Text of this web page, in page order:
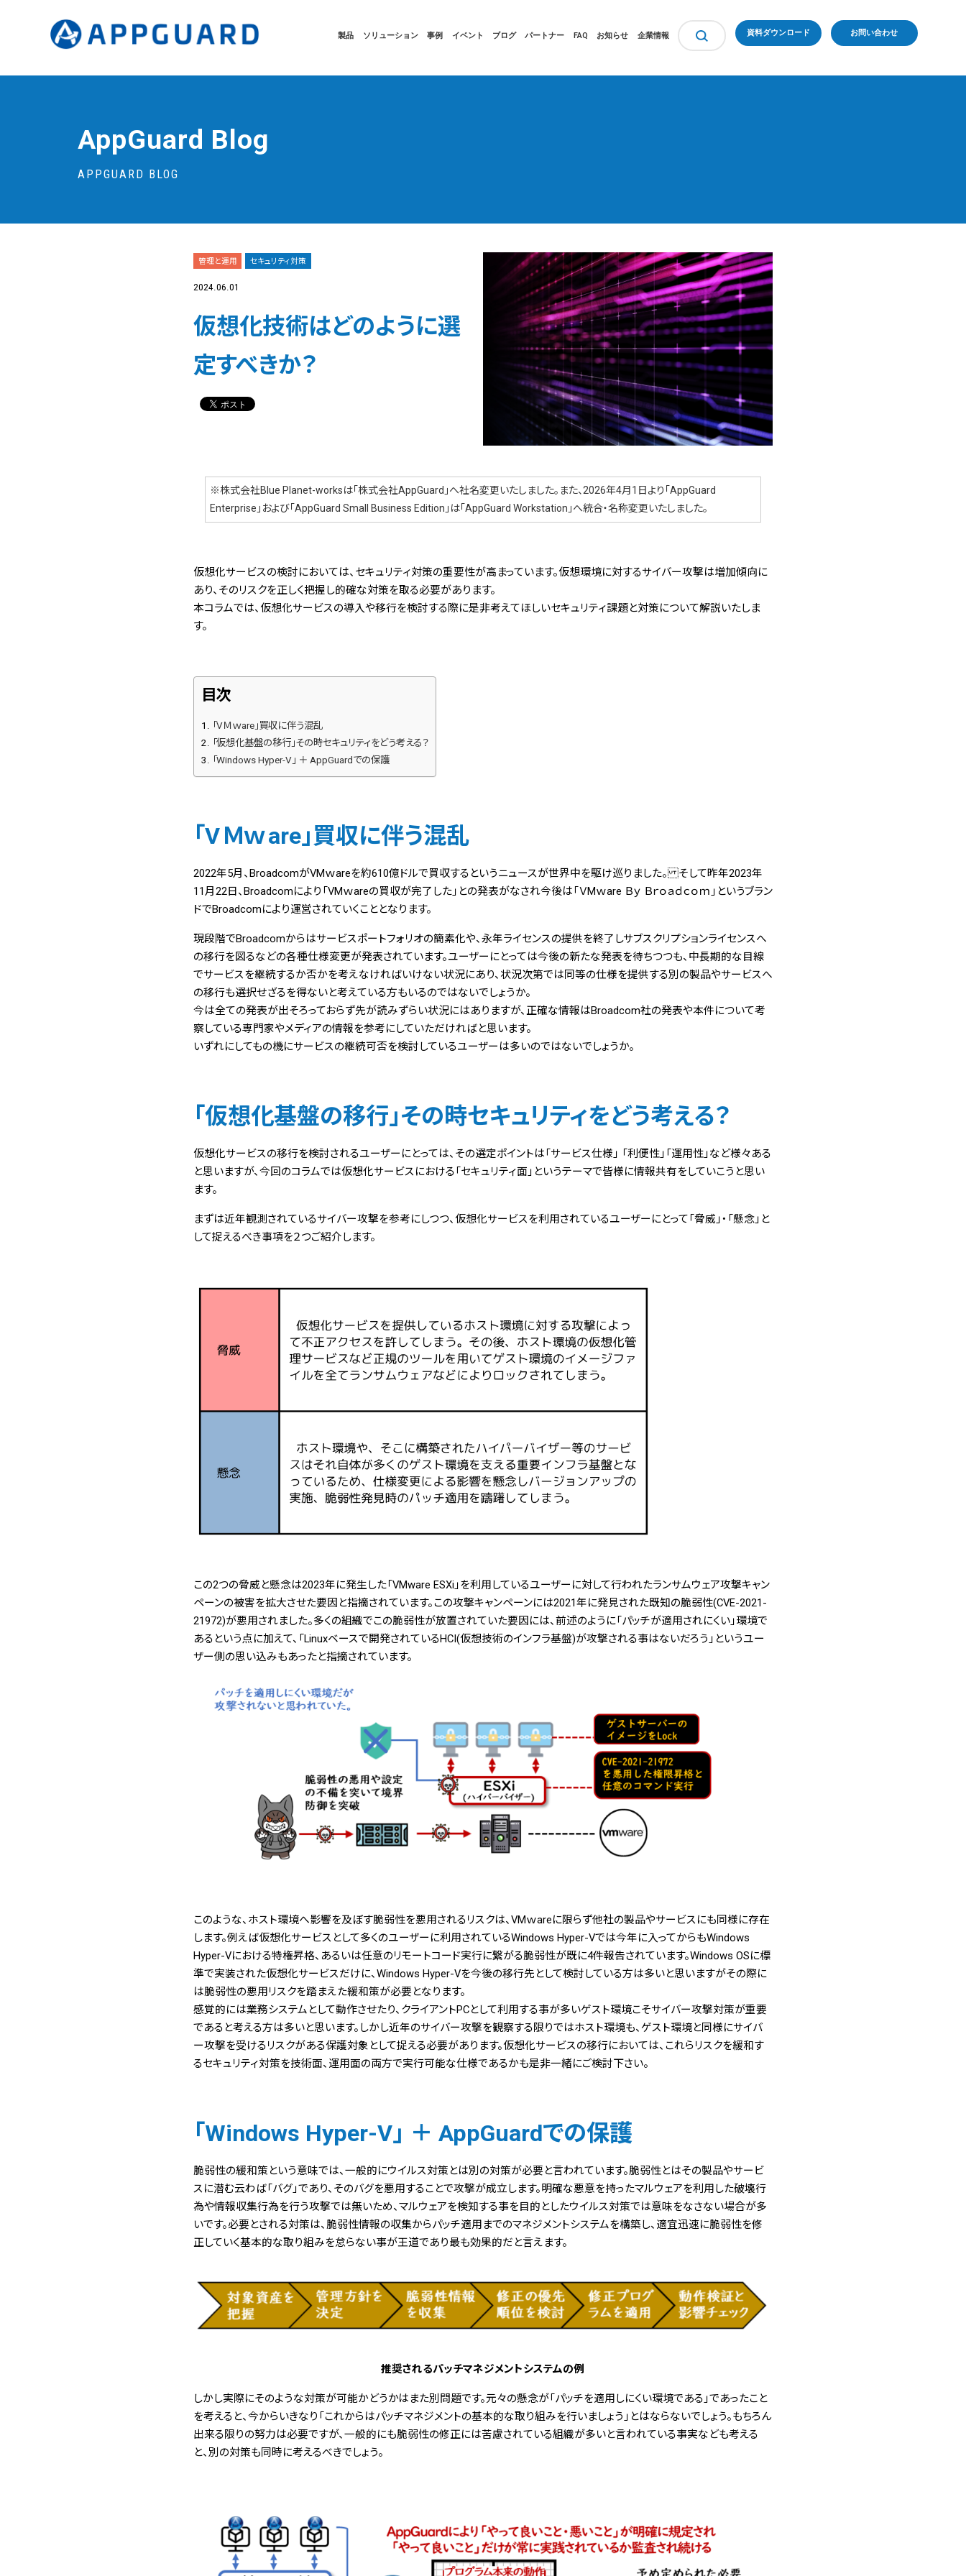
製品 ソリューション 事例 イベント ブログ パートナー FAQ お知らせ 企業情報 資料ダウンロード お問い合わせ
AppGuard Blog
APPGUARD BLOG
管理と運用 セキュリティ対策
2024.06.01
仮想化技術はどのように選
定すべきか？
※株式会社Blue Planet-worksは「株式会社AppGuard」へ社名変更いたしました。また、2026年4月1日より「AppGuard
Enterprise」および「AppGuard Small Business Edition」は「AppGuard Workstation」へ統合・名称変更いたしました。
仮想化サービスの検討においては、セキュリティ対策の重要性が高まっています。仮想環境に対するサイバー攻撃は増加傾向に
あり、そのリスクを正しく把握し的確な対策を取る必要があります。
本コラムでは、仮想化サービスの導入や移行を検討する際に是非考えてほしいセキュリティ課題と対策について解説いたしま
す。
目次
「VＭｗare」買収に伴う混乱
「仮想化基盤の移行」その時セキュリティをどう考える？
「Windows Hyper-V」 ＋ AppGuardでの保護
「VＭｗare」買収に伴う混乱
2022年5月、BroadcomがVMｗareを約610億ドルで買収するというニュースが世界中を駆け巡りました。 そして昨年2023年
11月22日、Broadcomにより「VMｗareの買収が完了した」との発表がなされ今後は「ＶMｗare Ｂｙ Ｂｒｏａｄｃｏｍ」というブラン
ドでBroadcomにより運営されていくこととなります。
現段階でBroadcomからはサービスポートフォリオの簡素化や、永年ライセンスの提供を終了しサブスクリプションライセンスへ
の移行を図るなどの各種仕様変更が発表されています。ユーザーにとっては今後の新たな発表を待ちつつも、中長期的な目線
でサービスを継続するか否かを考えなければいけない状況にあり、状況次第では同等の仕様を提供する別の製品やサービスへ
の移行も選択せざるを得ないと考えている方もいるのではないでしょうか。
今は全ての発表が出そろっておらず先が読みずらい状況にはありますが、正確な情報はBroadcom社の発表や本件について考
察している専門家やメディアの情報を参考にしていただければと思います。
いずれにしてもの機にサービスの継続可否を検討しているユーザーは多いのではないでしょうか。
「仮想化基盤の移行」その時セキュリティをどう考える？
仮想化サービスの移行を検討されるユーザーにとっては、その選定ポイントは「サービス仕様」 「利便性」「運用性」など様々ある
と思いますが、今回のコラムでは仮想化サービスにおける「セキュリティ面」というテーマで皆様に情報共有をしていこうと思い
ます。
まずは近年観測されているサイバー攻撃を参考にしつつ、仮想化サービスを利用されているユーザーにとって「脅威」・「懸念」と
して捉えるべき事項を２つご紹介します。
この2つの脅威と懸念は2023年に発生した「VMware ESXi」を利用しているユーザーに対して行われたランサムウェア攻撃キャン
ペーンの被害を拡大させた要因と指摘されています。この攻撃キャンペーンには2021年に発見された既知の脆弱性(CVE-2021-
21972)が悪用されました。多くの組織でこの脆弱性が放置されていた要因には、前述のように「パッチが適用されにくい」環境で
あるという点に加えて、「Linuxベースで開発されているHCI(仮想技術のインフラ基盤)が攻撃される事はないだろう」というユー
ザー側の思い込みもあったと指摘されています。
このような、ホスト環境へ影響を及ぼす脆弱性を悪用されるリスクは、VMｗareに限らず他社の製品やサービスにも同様に存在
します。例えば仮想化サービスとして多くのユーザーに利用されているWindows Hyper-Vでは今年に入ってからもWindows
Hyper-Vにおける特権昇格、あるいは任意のリモートコード実行に繋がる脆弱性が既に4件報告されています。Windows OSに標
準で実装された仮想化サービスだけに、Windows Hyper-Vを今後の移行先として検討している方は多いと思いますがその際に
は脆弱性の悪用リスクを踏まえた緩和策が必要となります。
感覚的には業務システムとして動作させたり、クライアントPCとして利用する事が多いゲスト環境こそサイバー攻撃対策が重要
であると考える方は多いと思います。しかし近年のサイバー攻撃を観察する限りではホスト環境も、ゲスト環境と同様にサイバ
ー攻撃を受けるリスクがある保護対象として捉える必要があります。仮想化サービスの移行においては、これらリスクを緩和す
るセキュリティ対策を技術面、運用面の両方で実行可能な仕様であるかも是非一緒にご検討下さい。
「Windows Hyper-V」 ＋ AppGuardでの保護
脆弱性の緩和策という意味では、一般的にウイルス対策とは別の対策が必要と言われています。脆弱性とはその製品やサービ
スに潜む云わば「バグ」であり、そのバグを悪用することで攻撃が成立します。明確な悪意を持ったマルウェアを利用した破壊行
為や情報収集行為を行う攻撃では無いため、マルウェアを検知する事を目的としたウイルス対策では意味をなさない場合が多
いです。必要とされる対策は、脆弱性情報の収集からパッチ適用までのマネジメントシステムを構築し、適宜迅速に脆弱性を修
正していく基本的な取り組みを怠らない事が王道であり最も効果的だと言えます。
推奨されるパッチマネジメントシステムの例
しかし実際にそのような対策が可能かどうかはまた別問題です。元々の懸念が「パッチを適用しにくい環境である」であったこと
を考えると、今からいきなり「これからはパッチマネジメントの基本的な取り組みを行いましょう」とはならないでしょう。もちろん
出来る限りの努力は必要ですが、一般的にも脆弱性の修正には苦慮されている組織が多いと言われている事実なども考える
と、別の対策も同時に考えるべきでしょう。